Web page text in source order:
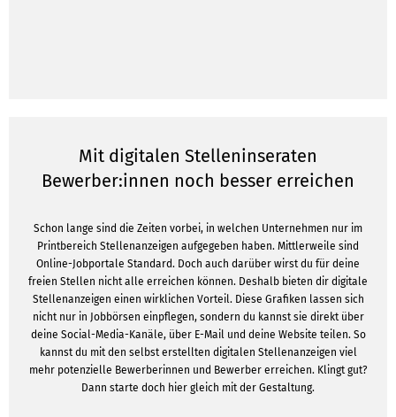
Mit digitalen Stelleninseraten
Bewerber:innen noch besser erreichen
Schon lange sind die Zeiten vorbei, in welchen Unternehmen nur im
Printbereich Stellenanzeigen aufgegeben haben. Mittlerweile sind
Online-Jobportale Standard. Doch auch darüber wirst du für deine
freien Stellen nicht alle erreichen können. Deshalb bieten dir digitale
Stellenanzeigen einen wirklichen Vorteil. Diese Grafiken lassen sich
nicht nur in Jobbörsen einpflegen, sondern du kannst sie direkt über
deine Social-Media-Kanäle, über E-Mail und deine Website teilen. So
kannst du mit den selbst erstellten digitalen Stellenanzeigen viel
mehr potenzielle Bewerberinnen und Bewerber erreichen. Klingt gut?
Dann starte doch hier gleich mit der Gestaltung.